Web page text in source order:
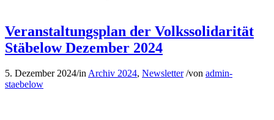
Veranstaltungsplan der Volkssolidarität
Stäbelow Dezember 2024
5. Dezember 2024/inArchiv 2024, Newsletter /von admin-
staebelow